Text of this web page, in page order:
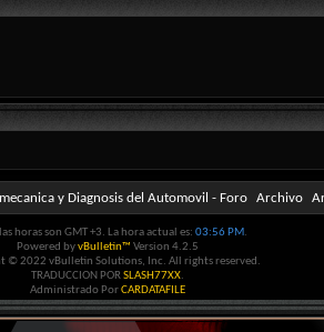
y Diagnosis del Automovil - Foro Archivo
horas son GMT +3. La hora actual es: 03:56 PM.
Powered byvBulletin™ Version 4.2.5
© 2022 vBulletin Solutions, Inc. All rights reserved.
TRADUCCION PORSLASH77XX.
Administrado PorCARDATAFILE